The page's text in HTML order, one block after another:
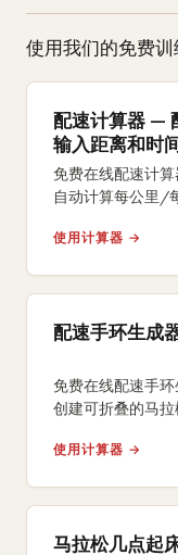
使用我们的免费训
配速计算器 —
输入距离和时
免费在线配速计算
自动计算每公里/
使用计算器 →
配速手环生成
免费在线配速手环
创建可折叠的马
A4打印裁剪折叠即
使用计算器 →
马拉松几点起